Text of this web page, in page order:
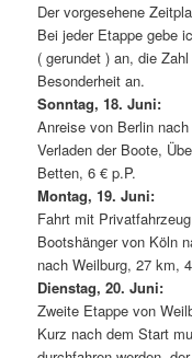
Der vorgesehene
Bei jeder Etappe gebe
( gerundet ) an, die
Besonderheit an.
Sonntag, 18. Juni:
Anreise von Berlin
Verladen der Boote,
Betten, 6 € p.P.
Montag, 19. Juni:
Fahrt mit
Bootshänger von Köln
nach Weilburg, 27 km,
Dienstag, 20. Juni:
Zweite Etappe von
Kurz nach dem Start